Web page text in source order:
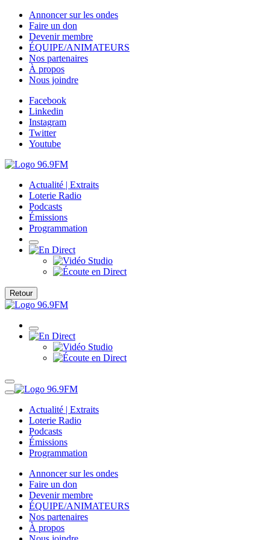
Annoncer sur les ondes
Faire un don
Devenir membre
ÉQUIPE/ANIMATEURS
Nos partenaires
À propos
Nous joindre
Facebook
Linkedin
Instagram
Twitter
Youtube
Actualité | Extraits
Loterie Radio
Podcasts
Émissions
Programmation
Retour
Actualité | Extraits
Loterie Radio
Podcasts
Émissions
Programmation
Annoncer sur les ondes
Faire un don
Devenir membre
ÉQUIPE/ANIMATEURS
Nos partenaires
À propos